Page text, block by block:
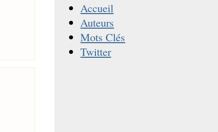
Accueil
Auteurs
Mots Clés
Twitter